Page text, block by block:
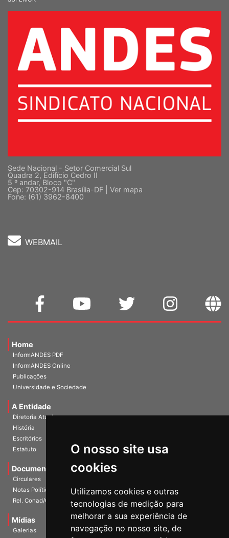
O nosso site usa
cookies
Utilizamos cookies e outras
tecnologias de medição para
melhorar a sua experiência de
navegação no nosso site, de
Sede Nacional - Setor Comercial Sul
Quadra 2, Edifício Cedro II
5 º andar, Bloco "C"
Cep: 70302-914 Brasília-DF | Ver mapa
Fone: (61) 3962-8400
WEBMAIL
Home
InformANDES PDF
InformANDES Online
Publicações
Universidade e Sociedade
A Entidade
Diretoria Atual
História
Escritórios
Estatuto
Documentos
Circulares
Notas Políticas
Rel. Conad/Congresso
Mídias
Galerias